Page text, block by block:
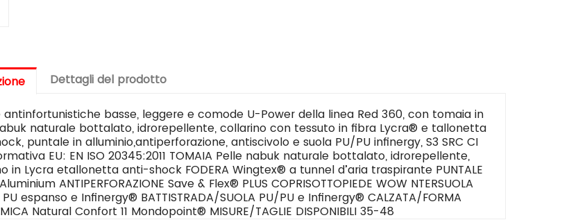
Dettagli del prodotto
antinfortunistiche basse, leggere e comode U-Power della linea Red 360, con tomaia in
naturale bottalato, idrorepellente, collarino con tessuto in fibra Lycra® e tallonetta
puntale in alluminio,antiperforazione, antiscivolo e suola PU/PU infinergy, S3 SRC CI
EU: EN ISO 20345:2011 TOMAIA Pelle nabuk naturale bottalato, idrorepellente,
in Lycra etallonetta anti-shock FODERA Wingtex® a tunnel d’aria traspirante PUNTALE
ANTIPERFORAZIONE Save & Flex® PLUS COPRISOTTOPIEDE WOW NTERSUOLA
espanso e Infinergy® BATTISTRADA/SUOLA PU/PU e Infinergy® CALZATA/FORMA
Natural Confort 11 Mondopoint® MISURE/TAGLIE DISPONIBILI 35-48